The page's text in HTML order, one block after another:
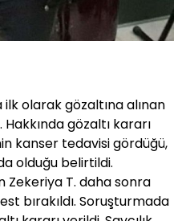
olarak gözaltına alınan
gözaltı kararı
kanser tedavisi gördüğü,
olduğu belirtildi.
Zekeriya T. daha sonra
bırakıldı. Soruşturmada